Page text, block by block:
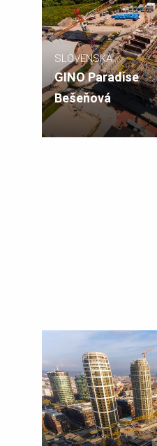
SLOVENSKÁ
REPUBLIKA
GINO Paradise
Bešeňová